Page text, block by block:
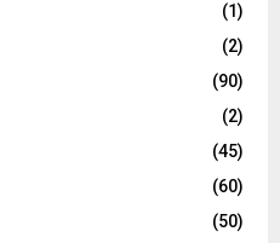
(1)
(2)
(90)
(2)
(45)
(60)
(50)